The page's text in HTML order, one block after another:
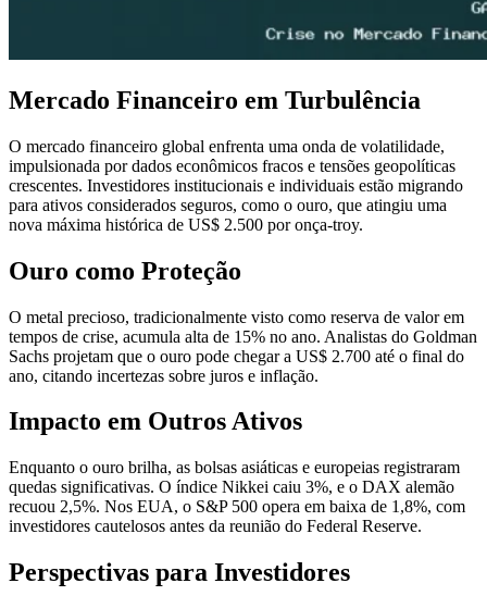
Mercado Financeiro em Turbulência
O mercado financeiro global enfrenta uma onda de volatilidade,
impulsionada por dados econômicos fracos e tensões geopolíticas
crescentes. Investidores institucionais e individuais estão migrando
para ativos considerados seguros, como o ouro, que atingiu uma
nova máxima histórica de US$ 2.500 por onça-troy.
Ouro como Proteção
O metal precioso, tradicionalmente visto como reserva de valor em
tempos de crise, acumula alta de 15% no ano. Analistas do Goldman
Sachs projetam que o ouro pode chegar a US$ 2.700 até o final do
ano, citando incertezas sobre juros e inflação.
Impacto em Outros Ativos
Enquanto o ouro brilha, as bolsas asiáticas e europeias registraram
quedas significativas. O índice Nikkei caiu 3%, e o DAX alemão
recuou 2,5%. Nos EUA, o S&P 500 opera em baixa de 1,8%, com
investidores cautelosos antes da reunião do Federal Reserve.
Perspectivas para Investidores